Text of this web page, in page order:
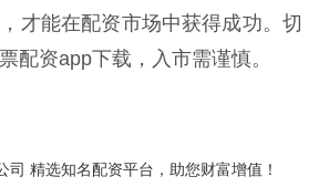
才能在配资市场中获得成功。切
配资app下载，入市需谨慎。
司 精选知名配资平台，助您财富增值！